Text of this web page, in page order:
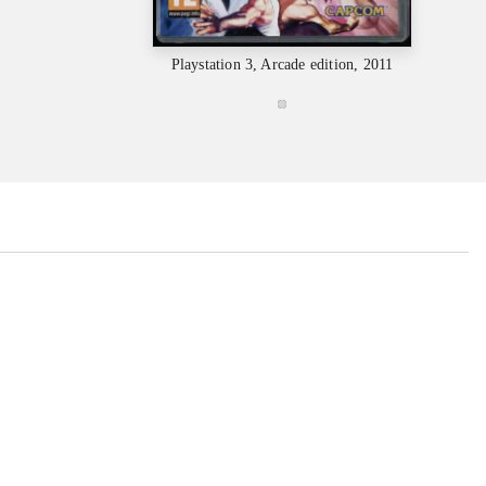
Playstation 3, Arcade edition, 2011